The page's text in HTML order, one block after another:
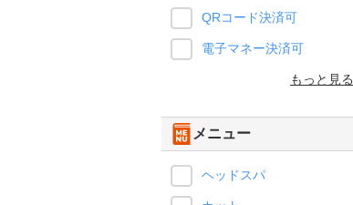
QRコード決済可
電子マネー決済可
もっと見る
メニュー
ヘッドスパ